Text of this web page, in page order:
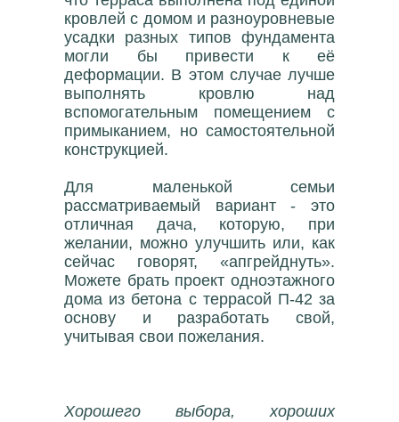
кровлей с домом и разноуровневые
усадки разных типов фундамента
могли бы привести к её
деформации. В этом случае лучше
выполнять кровлю над
вспомогательным помещением с
примыканием, но самостоятельной
конструкцией.
Для маленькой семьи
рассматриваемый вариант - это
отличная дача, которую, при
желании, можно улучшить или, как
сейчас говорят, «апгрейднуть».
Можете брать проект одноэтажного
дома из бетона с террасой П-42 за
основу и разработать свой,
учитывая свои пожелания.
Хорошего выбора, хороших